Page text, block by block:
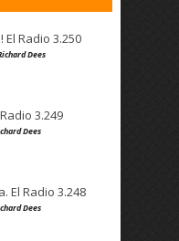
El Radio 3.250
Dees
3.249
Dees
El Radio 3.248
Dees